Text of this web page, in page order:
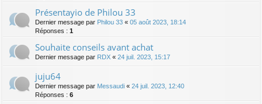
Présentayio de Philou 33
Dernier message par Philou 33 « 05 août 2023, 18:14
Réponses : 1
Souhaite conseils avant achat
Dernier message par RDX « 24 juil. 2023, 15:17
juju64
Dernier message par Messaudi « 24 juil. 2023, 12:40
Réponses : 6